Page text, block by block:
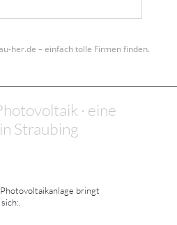
her.de – einfach tolle Firmen finden.
· eine
Straubing
bringt